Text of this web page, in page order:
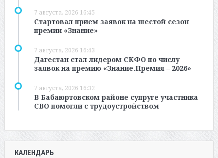
7 августа, 2026 16:45
Стартовал прием заявок на шестой сезон
премии «Знание»
7 августа, 2026 16:43
Дагестан стал лидером СКФО по числу
заявок на премию «Знание.Премия – 2026»
7 августа, 2026 16:32
В Бабаюртовском районе супруге участника
СВО помогли с трудоустройством
КАЛЕНДАРЬ